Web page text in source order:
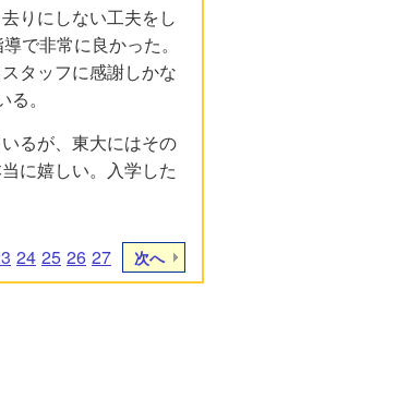
りにしない工夫をし
で非常に良かった。
タッフに感謝しかな
。
るが、東大にはその
に嬉しい。入学した
24 25 26 27 次へ